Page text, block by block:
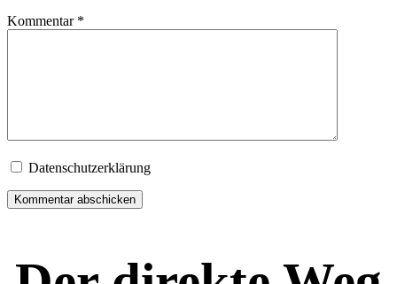
Kommentar *
Datenschutzerklärung